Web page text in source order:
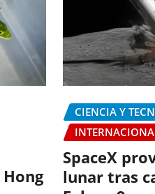
CIENCIA Y
SpaceX
lunar tras